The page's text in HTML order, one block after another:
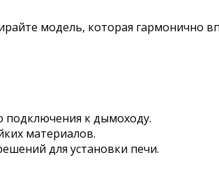
модель, которая гармонично
подключения к дымоходу.
материалов.
для установки печи.